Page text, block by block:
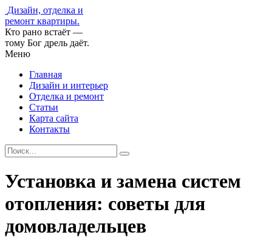
Дизайн, отделка и
ремонт квартиры.
Кто рано встаёт —
тому Бог дрель даёт.
Меню
Главная
Дизайн и интерьер
Отделка и ремонт
Статьи
Карта сайта
Контакты
Установка и замена систем
отопления: советы для
домовладельцев